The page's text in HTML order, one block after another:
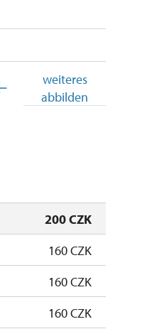
15.00
– 15.00
weiteres
abbilden
200 CZK
160 CZK
160 CZK
160 CZK